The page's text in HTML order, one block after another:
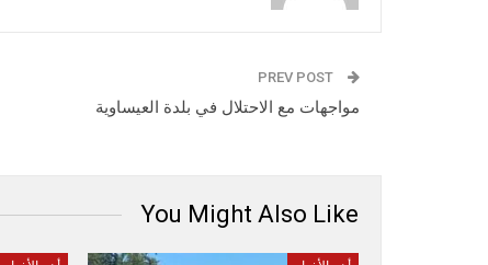
مواجهات مع الاحتلال في بلدة العيساوية
You Might Also Like